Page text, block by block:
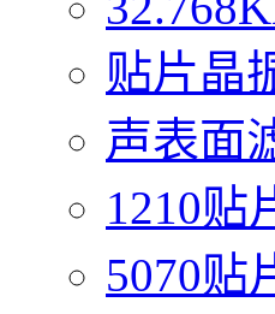
贴片晶
声表面
1210贴
5070贴